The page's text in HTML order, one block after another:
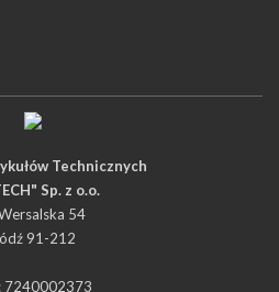
Technicznych
Sp. z o.o.
54
91-212
7240002373